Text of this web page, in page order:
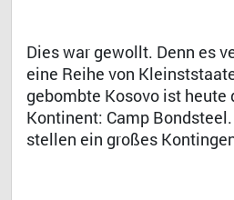
Dies war gewollt. Denn es
eine Reihe von
gebombte Kosovo ist
Kontinent: Camp
stellen ein großes